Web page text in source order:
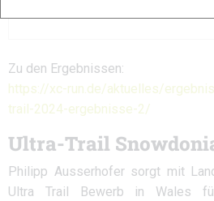
Zu den Ergebnissen:
https://xc-run.de/aktuelles/
trail-2024-ergebnisse-2/
Ultra-Trail
Philipp Ausserhofer sorgt mit
Ultra Trail Bewerb in Wales